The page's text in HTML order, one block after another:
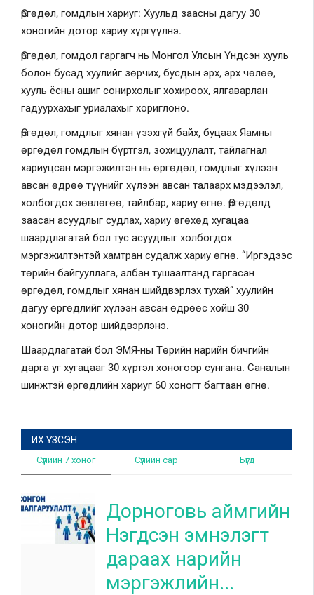
Өргөдөл, гомдлын хариуг: Хуульд заасны дагуу 30
хоногийн дотор хариу хүргүүлнэ.
Өргөдөл, гомдол гаргагч нь Монгол Улсын Үндсэн хууль
болон бусад хуулийг зөрчих, бусдын эрх, эрх чөлөө,
хууль ёсны ашиг сонирхолыг хохироох, ялгаварлан
гадуурхахыг уриалахыг хориглоно.
Өргөдөл, гомдлыг хянан үзэхгүй байх, буцаах Яамны
өргөдөл гомдлын бүртгэл, зохицуулалт, тайлагнал
хариуцсан мэргэжилтэн нь өргөдөл, гомдлыг хүлээн
авсан өдрөө түүнийг хүлээн авсан талаарх мэдээлэл,
холбогдох зөвлөгөө, тайлбар, хариу өгнө. Өргөдөлд
заасан асуудлыг судлах, хариу өгөхөд хугацаа
шаардлагатай бол тус асуудлыг холбогдох
мэргэжилтэнтэй хамтран судалж хариу өгнө. “Иргэдээс
төрийн байгууллага, албан тушаалтанд гаргасан
өргөдөл, гомдлыг хянан шийдвэрлэх тухай” хуулийн
дагуу өргөдлийг хүлээн авсан өдрөөс хойш 30
хоногийн дотор шийдвэрлэнэ.
Шаардлагатай бол ЭМЯ-ны Төрийн нарийн бичгийн
дарга уг хугацааг 30 хүртэл хоногоор сунгана. Саналын
шинжтэй өргөдлийн хариуг 60 хоногт багтаан өгнө.
ИХ ҮЗСЭН
Сүүлийн 7 хоног Сүүлийн сар Бүгд
Дорноговь аймгийн
Нэгдсэн эмнэлэгт
дараах нарийн
мэргэжлийн...